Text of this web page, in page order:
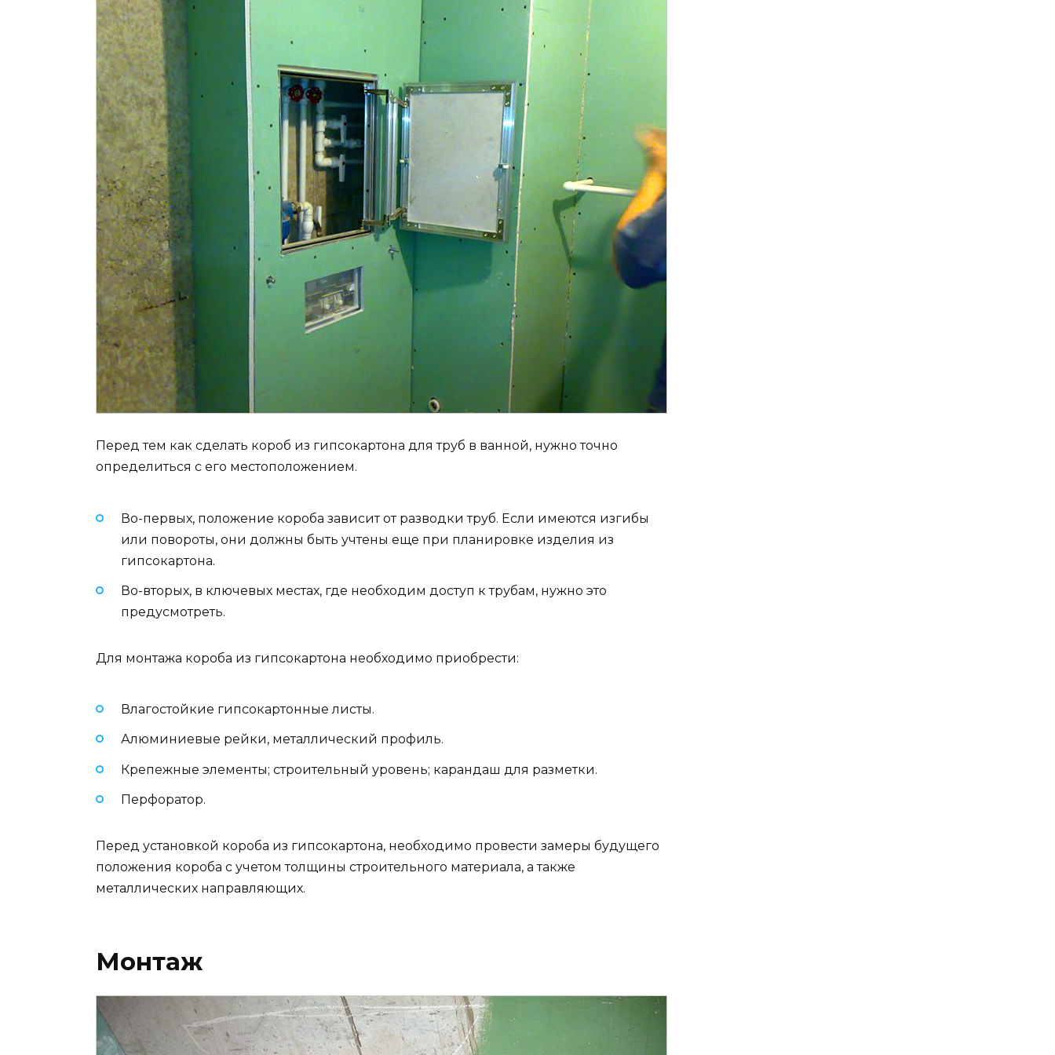
Перед тем как сделать короб из гипсокартона для труб в ванной, нужно точно
определиться с его местоположением.
Во-первых, положение короба зависит от разводки труб. Если имеются изгибы
или повороты, они должны быть учтены еще при планировке изделия из
гипсокартона.
Во-вторых, в ключевых местах, где необходим доступ к трубам, нужно это
предусмотреть.
Для монтажа короба из гипсокартона необходимо приобрести:
Влагостойкие гипсокартонные листы.
Алюминиевые рейки, металлический профиль.
Крепежные элементы; строительный уровень; карандаш для разметки.
Перфоратор.
Перед установкой короба из гипсокартона, необходимо провести замеры будущего
положения короба с учетом толщины строительного материала, а также
металлических направляющих.
Монтаж